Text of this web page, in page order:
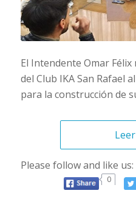
El Intendente Omar
del Club IKA San Rafael
para la construcción de
Please follow and like us:
0